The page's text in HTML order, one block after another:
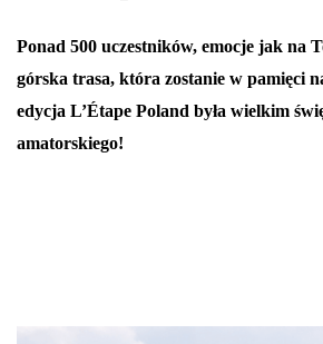
Ponad 500 uczestników, emocje jak na
górska trasa, która zostanie w pamięci
edycja L’Étape Poland była wielkim
amatorskiego!